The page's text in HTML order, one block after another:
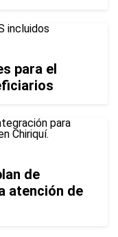
para el
de
atención de